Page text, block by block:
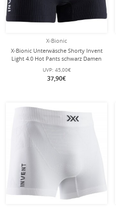
X-Bionic
X-Bionic Unterwäsche Shorty Invent
Light 4.0 Hot Pants schwarz Damen
UVP: 45,00€
37,90€